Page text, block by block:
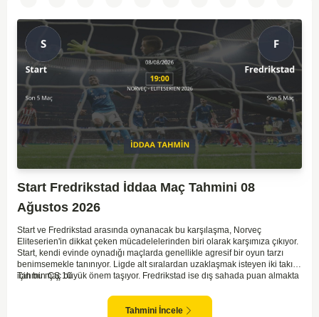
Start Fredrikstad İddaa Maç Tahmini 08
Ağustos 2026
Start ve Fredrikstad arasında oynanacak bu karşılaşma, Norveç
Eliteserien'in dikkat çeken mücadelelerinden biri olarak karşımıza çıkıyor.
Start, kendi evinde oynadığı maçlarda genellikle agresif bir oyun tarzı
benimsemekle tanınıyor. Ligde alt sıralardan uzaklaşmak isteyen iki takım
için bu maç büyük önem taşıyor. Fredrikstad ise dış sahada puan almakta
mücadelede zorluk çıkartabilir. Maçın temposunun yüksek olacağını ve
her iki takımın da sonuca gitmeye odaklanacağını düşünüyorum.
Tahmin ÇŞ 10
Tahmini İncele